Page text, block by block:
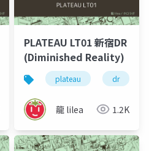
ar 3dデジタルアー
PLATEAU LT01 新宿DR
(Diminished Reality)
plateau dr
龍 lilea 1.2K